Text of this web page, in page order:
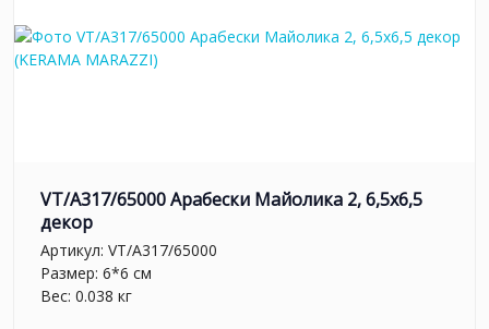
VT/A317/65000 Арабески Майолика 2, 6,5х6,5
декор
Артикул: VT/A317/65000
Размер: 6*6 см
Вес: 0.038 кг